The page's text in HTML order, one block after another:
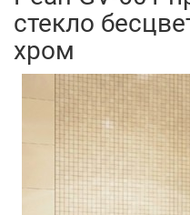
стекло
хром